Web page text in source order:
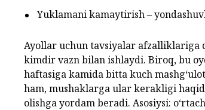
Yuklamani kamaytirish –
Ayollar uchun tavsiyalar afzalliklariga
kimdir vazn bilan ishlaydi. Biroq, bu
haftasiga kamida bitta kuch
ham, mushaklarga ular kerakligi
olishga yordam beradi. Asosiysi: